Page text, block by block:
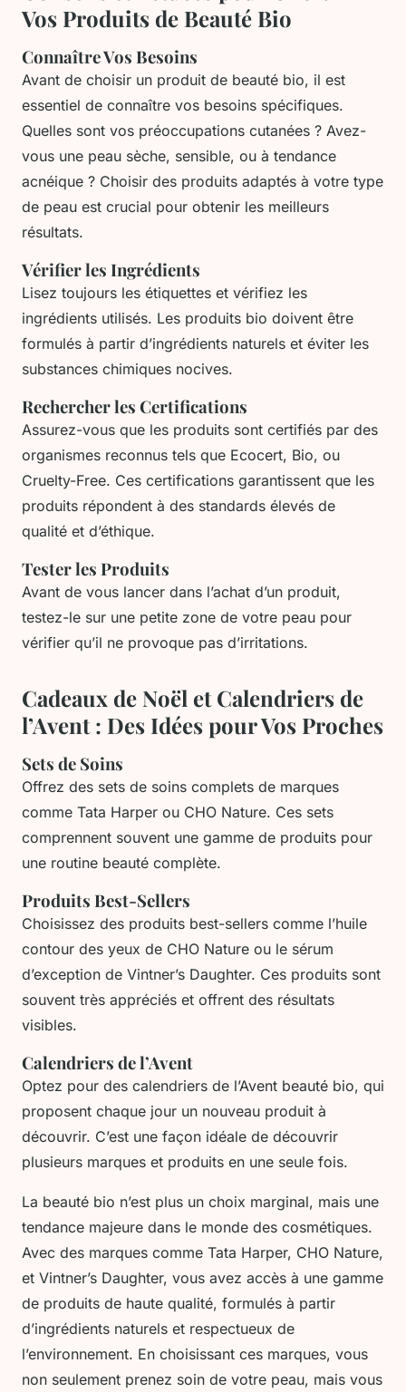
Vos Produits de Beauté Bio
Connaître Vos Besoins
Avant de choisir un produit de beauté bio, il est
essentiel de connaître vos besoins spécifiques.
Quelles sont vos préoccupations cutanées ? Avez-
vous une peau sèche, sensible, ou à tendance
acnéique ? Choisir des produits adaptés à votre type
de peau est crucial pour obtenir les meilleurs
résultats.
Vérifier les Ingrédients
Lisez toujours les étiquettes et vérifiez les
ingrédients utilisés. Les produits bio doivent être
formulés à partir d’ingrédients naturels et éviter les
substances chimiques nocives.
Rechercher les Certifications
Assurez-vous que les produits sont certifiés par des
organismes reconnus tels que Ecocert, Bio, ou
Cruelty-Free. Ces certifications garantissent que les
produits répondent à des standards élevés de
qualité et d’éthique.
Tester les Produits
Avant de vous lancer dans l’achat d’un produit,
testez-le sur une petite zone de votre peau pour
vérifier qu’il ne provoque pas d’irritations.
Cadeaux de Noël et Calendriers de
l’Avent : Des Idées pour Vos Proches
Sets de Soins
Offrez des sets de soins complets de marques
comme Tata Harper ou CHO Nature. Ces sets
comprennent souvent une gamme de produits pour
une routine beauté complète.
Produits Best-Sellers
Choisissez des produits best-sellers comme l’huile
contour des yeux de CHO Nature ou le sérum
d’exception de Vintner’s Daughter. Ces produits sont
souvent très appréciés et offrent des résultats
visibles.
Calendriers de l’Avent
Optez pour des calendriers de l’Avent beauté bio, qui
proposent chaque jour un nouveau produit à
découvrir. C’est une façon idéale de découvrir
plusieurs marques et produits en une seule fois.
La beauté bio n’est plus un choix marginal, mais une
tendance majeure dans le monde des cosmétiques.
Avec des marques comme Tata Harper, CHO Nature,
et Vintner’s Daughter, vous avez accès à une gamme
de produits de haute qualité, formulés à partir
d’ingrédients naturels et respectueux de
l’environnement. En choisissant ces marques, vous
non seulement prenez soin de votre peau, mais vous